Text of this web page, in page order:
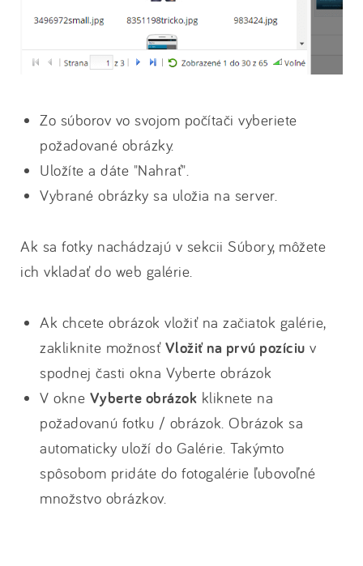
Zo súborov vo svojom počítači vyberiete
požadované obrázky.
Uložíte a dáte "Nahrať".
Vybrané obrázky sa uložia na server.
Ak sa fotky nachádzajú v sekcii Súbory, môžete
ich vkladať do web galérie.
Ak chcete obrázok vložiť na začiatok galérie,
zakliknite možnosť Vložiť na prvú pozíciu v
spodnej časti okna Vyberte obrázok
V okne Vyberte obrázok kliknete na
požadovanú fotku / obrázok. Obrázok sa
automaticky uloží do Galérie. Takýmto
spôsobom pridáte do fotogalérie ľubovoľné
množstvo obrázkov.